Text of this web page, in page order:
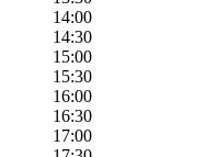
14:00
14:30
15:00
15:30
16:00
16:30
17:00